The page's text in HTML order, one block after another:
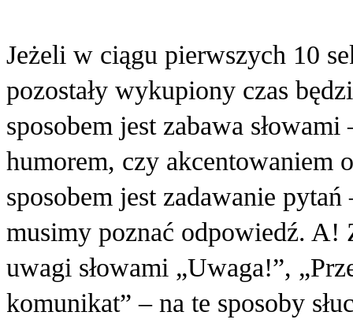
Jeżeli w ciągu pierwszych 10
pozostały wykupiony czas
sposobem jest zabawa
humorem, czy akcentowaniem
sposobem jest zadawanie
musimy poznać odpowiedź. A!
uwagi słowami „Uwaga!”,
komunikat” – na te sposoby